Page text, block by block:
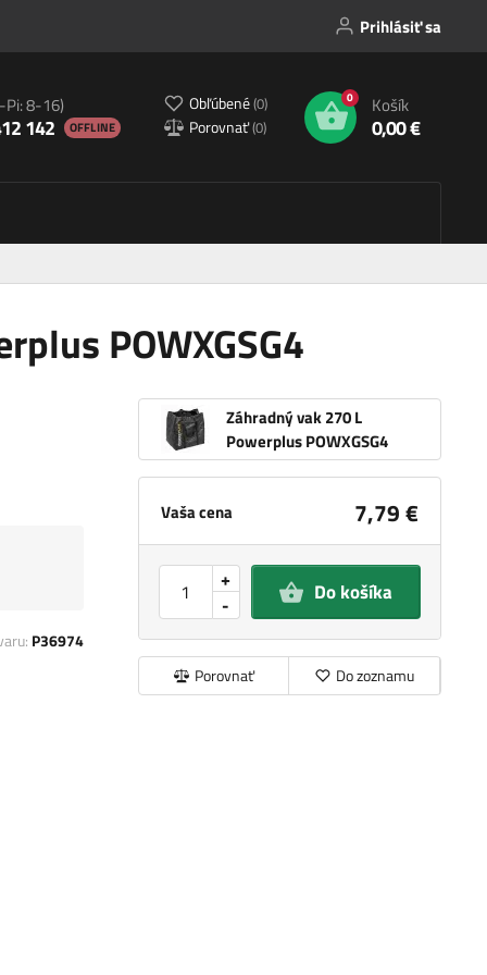
Prihlásiť sa
Pi: 8-16)
142 OFFLINE
Obľúbené(0)
Porovnať(0)
0 Košík
0,00 €
POWXGSG4
Záhradný vak 270 L
Powerplus POWXGSG4
Vaša cena 7,79 €
-
+ Do košíka
Porovnať Do zoznamu
P36974